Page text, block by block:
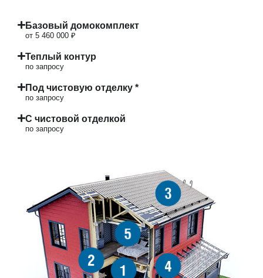
Базовый домокомплект
от 5 460 000 ₽
Теплый контур
по запросу
Под чистовую отделку *
по запросу
С чистовой отделкой
по запросу
1
2
3
4
5